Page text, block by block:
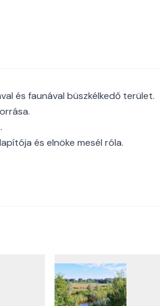
és faunával büszkélkedő terület.
és elnöke mesél róla.